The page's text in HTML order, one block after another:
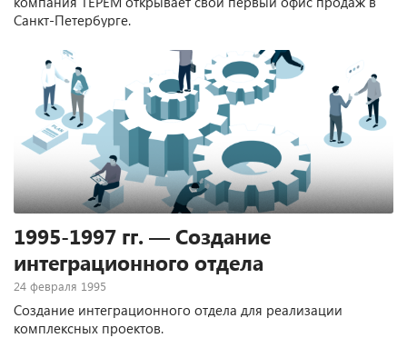
Санкт-Петербурге.
1995-1997 гг. — Создание
интеграционного отдела
24 февраля 1995
Создание интеграционного отдела для реализации
комплексных проектов.